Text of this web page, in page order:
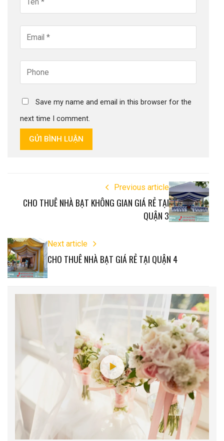
Save my name and email in this browser for the
next time I comment.
GỬI BÌNH LUẬN
Previous article
CHO THUÊ NHÀ BẠT KHÔNG GIAN GIÁ RẺ TẠI
QUẬN 3
Next article
CHO THUÊ NHÀ BẠT GIÁ RẺ TẠI QUẬN 4